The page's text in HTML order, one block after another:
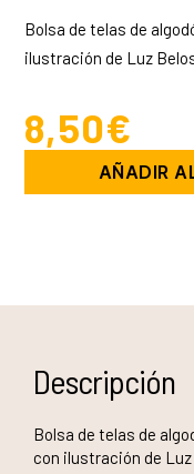
Bolsa de telas de
ilustración de Luz
8,50€
AÑADIR
Descripción
Bolsa de telas de
con ilustración de